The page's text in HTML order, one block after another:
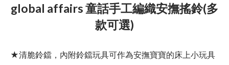
global affairs 童話手工編織安撫搖鈴(多
款可選)
★清脆鈴鐺，內附鈴鐺玩具可作為安撫寶寶的床上小玩具